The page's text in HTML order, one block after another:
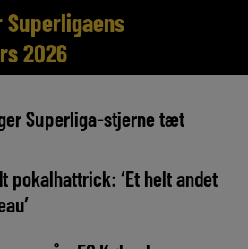
Superligaens
2026
Superliga-stjerne tæt
pokalhattrick: ‘Et helt andet